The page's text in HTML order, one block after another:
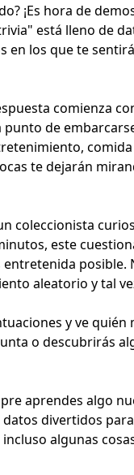
¡Es hora de
está lleno de
en los que te
comienza
de
,
te dejarán
coleccionista
este
posible.
aleatorio y tal
y ve quién
o descubrirás
aprendes algo
divertidos
algunas